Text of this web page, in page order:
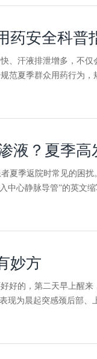
药安全科普
、汗液排泄增多，不
范夏季群众用药行为
液？夏季
夏季返院时常见的困
中心静脉导管”的英
妙方
好的，第二天早上醒
现为晨起突感颈后部